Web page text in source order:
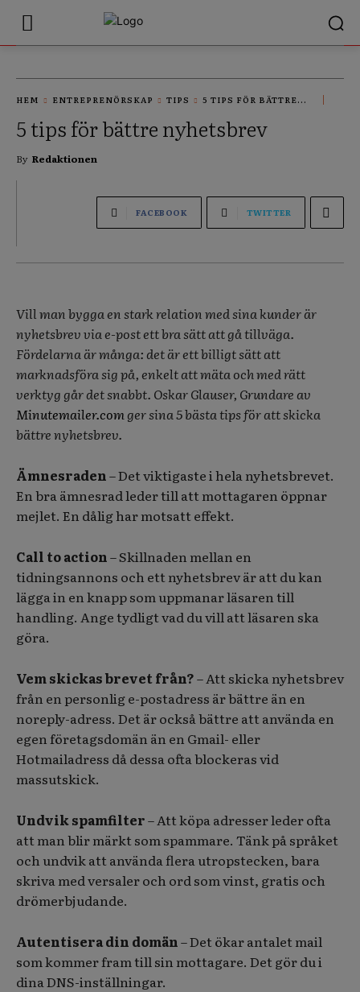
HEM ENTREPRENÖRSKAP TIPS 5 TIPS FÖR BÄTTRE...
5 tips för bättre nyhetsbrev
By Redaktionen
FACEBOOK TWITTER
Vill man bygga en stark relation med sina kunder är
nyhetsbrev via e-post ett bra sätt att gå tillväga.
Fördelarna är många: det är ett billigt sätt att
marknadsföra sig på, enkelt att mäta och med rätt
verktyg går det snabbt. Oskar Glauser, Grundare av
Minutemailer.comger sina 5 bästa tips för att skicka
bättre nyhetsbrev.
Ämnesraden– Det viktigaste i hela nyhetsbrevet.
En bra ämnesrad leder till att mottagaren öppnar
mejlet. En dålig har motsatt effekt.
Call to action– Skillnaden mellan en
tidningsannons och ett nyhetsbrev är att du kan
lägga in en knapp som uppmanar läsaren till
handling. Ange tydligt vad du vill att läsaren ska
göra.
Vem skickas brevet från?– Att skicka nyhetsbrev
från en personlig e-postadress är bättre än en
noreply-adress. Det är också bättre att använda en
egen företagsdomän än en Gmail- eller
Hotmailadress då dessa ofta blockeras vid
massutskick.
Undvik spamfilter– Att köpa adresser leder ofta
att man blir märkt som spammare. Tänk på språket
och undvik att använda flera utropstecken, bara
skriva med versaler och ord som vinst, gratis och
drömerbjudande.
Autentisera din domän– Det ökar antalet mail
som kommer fram till sin mottagare. Det gör du i
dina DNS-inställningar.